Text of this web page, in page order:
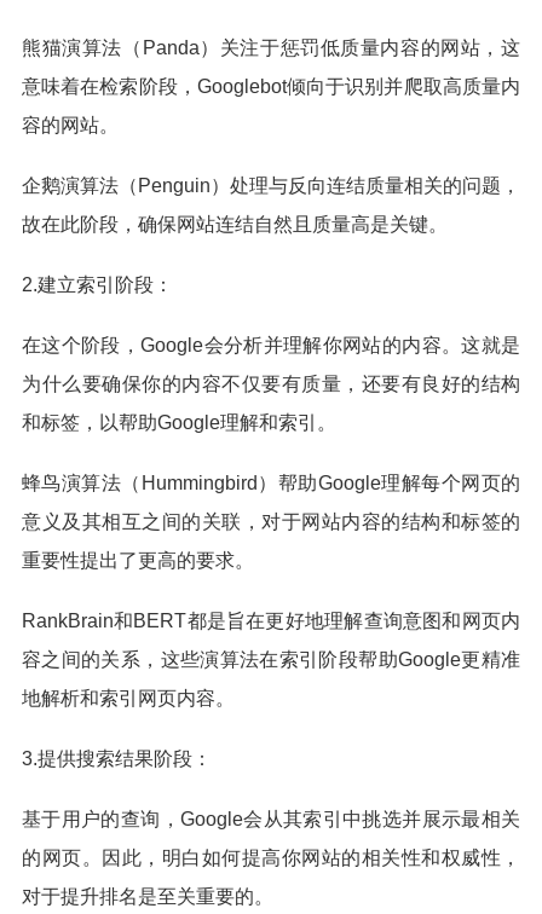
熊猫演算法（Panda）关注于惩罚低质量内容的网站，这
意味着在检索阶段，Googlebot倾向于识别并爬取高质量内
容的网站。
企鹅演算法（Penguin）处理与反向连结质量相关的问题，
故在此阶段，确保网站连结自然且质量高是关键。
2.建立索引阶段：
在这个阶段，Google会分析并理解你网站的内容。这就是
为什么要确保你的内容不仅要有质量，还要有良好的结构
和标签，以帮助Google理解和索引。
蜂鸟演算法（Hummingbird）帮助Google理解每个网页的
意义及其相互之间的关联，对于网站内容的结构和标签的
重要性提出了更高的要求。
RankBrain和BERT都是旨在更好地理解查询意图和网页内
容之间的关系，这些演算法在索引阶段帮助Google更精准
地解析和索引网页内容。
3.提供搜索结果阶段：
基于用户的查询，Google会从其索引中挑选并展示最相关
的网页。因此，明白如何提高你网站的相关性和权威性，
对于提升排名是至关重要的。